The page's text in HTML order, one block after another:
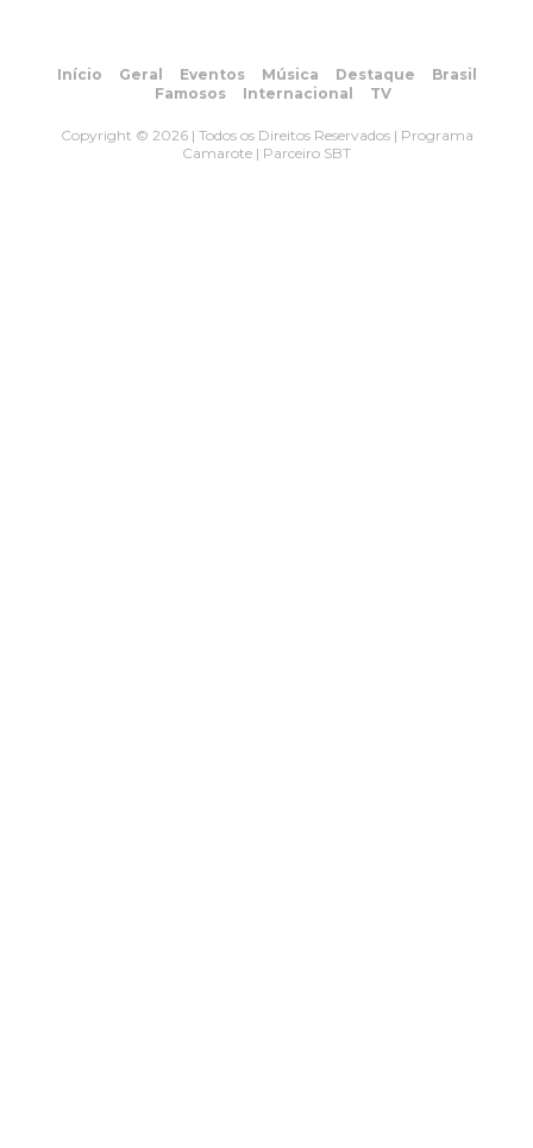
Início Geral Eventos Música Destaque
Brasil
Famosos
Internacional TV
Copyright © 2026 | Todos os Direitos Reservados | Programa
Camarote | Parceiro SBT